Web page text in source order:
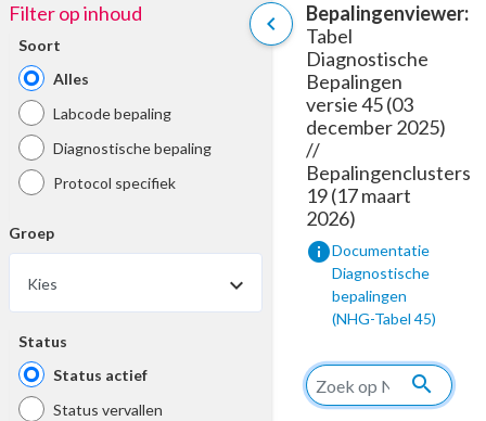
chevron_left
Filter op inhoud
Soort
Alles
Labcode bepaling
Diagnostische bepaling
Protocol specifiek
Groep
Kies
Status
Status actief
Status vervallen
Bepalingenviewer:
Tabel
Diagnostische
Bepalingen
versie 45 (03
december 2025)
//
Bepalingenclusters
19 (17 maart
2026)
infoDocumentatie
Diagnostische
bepalingen
(NHG-Tabel 45)
search